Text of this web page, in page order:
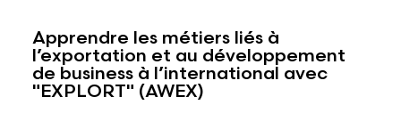
Apprendre les métiers liés à
l’exportation et au développement
de business à l’international avec
"EXPLORT" (AWEX)